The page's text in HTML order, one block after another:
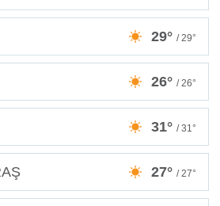
29° / 29°
26° / 26°
31° / 31°
27° / 27°